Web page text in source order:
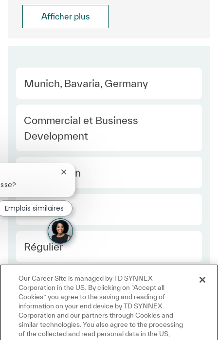
Afficher plus
Location
Munich, Bavaria, Germany
Category
Commercial et Business
Development
Type Europe
Temps plein
Required Id
R51298
Employee Type Europe
Régulier
Fermer la notification du chatbot
Emplois similaires
Our Career Site is managed by TD SYNNEX
Corporation in the US. By clicking on "Accept all
Cookies” you agree to the saving and reading of
information on your end device by TD SYNNEX
Corporation and our partners through Cookies and
similar technologies. You also agree to the processing
of the collected and read personal data in the US,